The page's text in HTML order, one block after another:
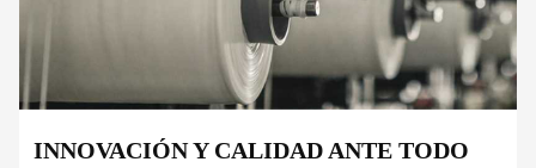
INNOVACIÓN Y CALIDAD ANTE TODO